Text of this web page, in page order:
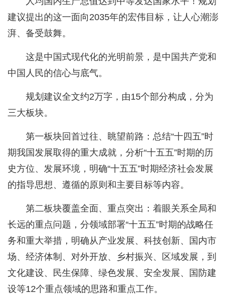
建议提出的这一面向2035年的宏伟目标，让人心潮澎
湃、备受鼓舞。
这是中国式现代化的光明前景，是中国共产党和
中国人民的信心与底气。
规划建议全文约2万字，由15个部分构成，分为
三大板块。
第一板块回首过往、眺望前路：总结“十四五”时
期我国发展取得的重大成就，分析“十五五”时期的历
史方位、发展环境，明确“十五五”时期经济社会发展
的指导思想、遵循的原则和主要目标等内容。
第二板块覆盖全面、重点突出：着眼关系全局和
长远的重点问题，分领域部署“十五五”时期的战略任
务和重大举措，明确从产业发展、科技创新、国内市
场、经济体制、对外开放、乡村振兴、区域发展，到
文化建设、民生保障、绿色发展、安全发展、国防建
设等12个重点领域的思路和重点工作。